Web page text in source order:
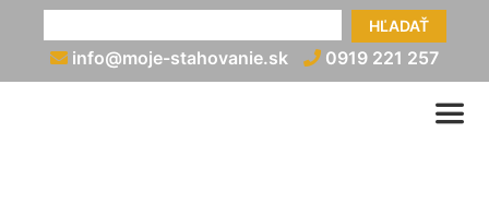
HĽADAŤ
info@moje-stahovanie.sk 0919 221 257